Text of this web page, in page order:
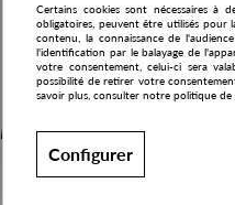
PRESALES EXCLUSIVES
Certains cookies sont nécessaires à
obligatoires, peuvent être utilisés pour
contenu, la connaissance de
l'identification par le balayage de
votre consentement, celui-ci sera
possibilité de retirer votre
savoir plus, consulter notre politique de
Configurer